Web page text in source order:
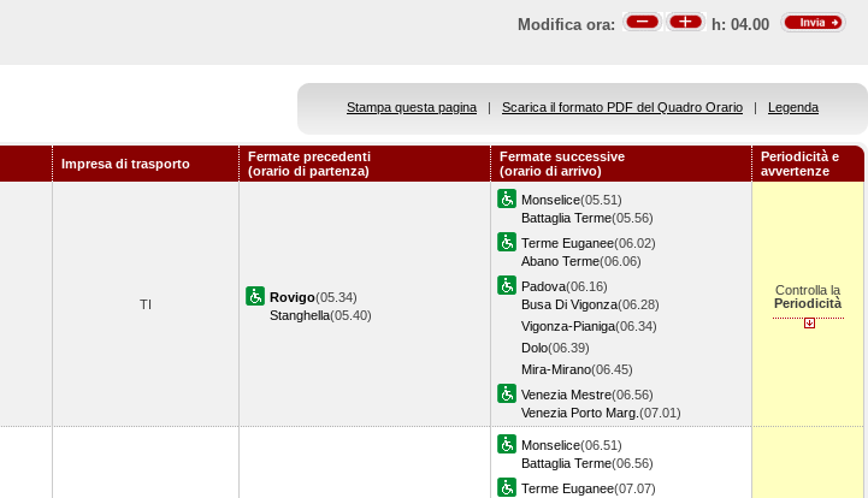
Modifica ora: h: 04.00
Stampa questa pagina | Scarica il formato PDF del Quadro Orario | Legenda
Impresa di trasporto
Fermate precedenti
(orario di partenza)
Fermate successive
(orario di arrivo)
Periodicità e
avvertenze
TI Rovigo(05.34)
Stanghella(05.40)
Monselice(05.51)
Battaglia Terme(05.56)
Terme Euganee(06.02)
Abano Terme(06.06)
Padova(06.16)
Busa Di Vigonza(06.28)
Vigonza-Pianiga(06.34)
Dolo(06.39)
Mira-Mirano(06.45)
Venezia Mestre(06.56)
Venezia Porto Marg. (07.01)
Controlla la
Periodicità
Monselice(06.51)
Battaglia Terme(06.56)
Terme Euganee(07.07)